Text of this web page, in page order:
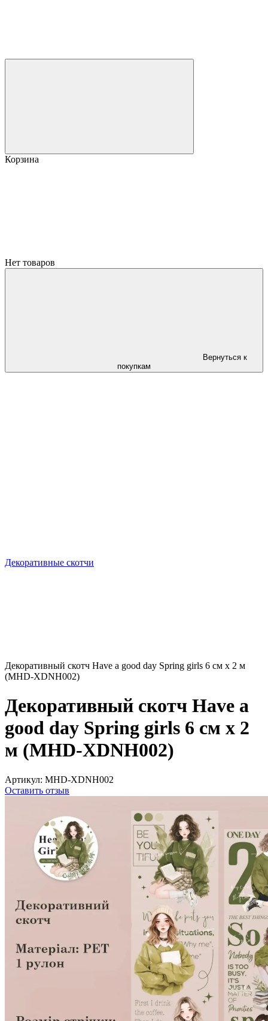
Корзина
Нет товаров
Вернуться к
покупкам
Декоративные скотчи
Декоративный скотч Have a good day Spring girls 6 см х 2 м
(MHD-XDNH002)
Декоративный скотч Have a
good day Spring girls 6 см х 2
м (MHD-XDNH002)
Артикул: MHD-XDNH002
Оставить отзыв